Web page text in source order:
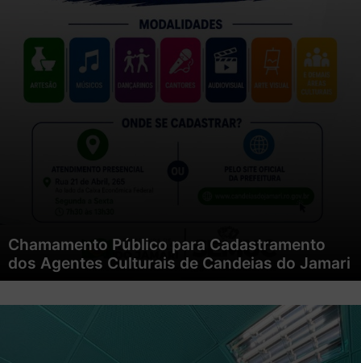
Chamamento Público para Cadastramento
dos Agentes Culturais de Candeias do Jamari